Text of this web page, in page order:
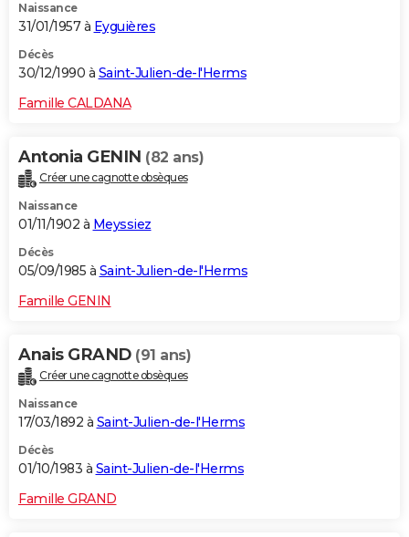
Naissance
31/01/1957 à Eyguières
Décès
30/12/1990 à Saint-Julien-de-l'Herms
Famille CALDANA
Antonia GENIN (82 ans)
Créer une cagnotte obsèques
Naissance
01/11/1902 à Meyssiez
Décès
05/09/1985 à Saint-Julien-de-l'Herms
Famille GENIN
Anais GRAND (91 ans)
Créer une cagnotte obsèques
Naissance
17/03/1892 à Saint-Julien-de-l'Herms
Décès
01/10/1983 à Saint-Julien-de-l'Herms
Famille GRAND